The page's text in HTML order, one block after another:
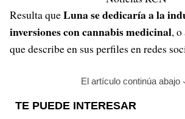
Resulta queLuna se dedicaría a la
inversiones con cannabis medicinal,
que describe en sus perfiles en redes
El artículo continúa abajo
TE PUEDE INTERESAR